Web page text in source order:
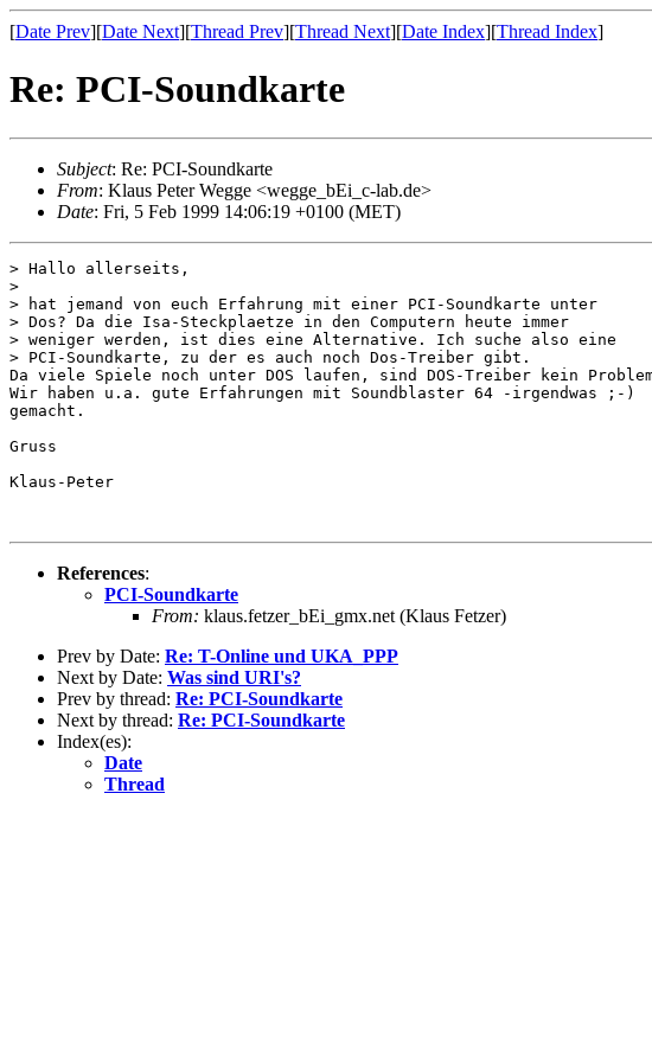
[Date Prev][Date Next][Thread Prev][Thread Next][Date Index][Thread Index]
Re: PCI-Soundkarte
Subject: Re: PCI-Soundkarte
From: Klaus Peter Wegge <wegge_bEi_c-lab.de>
Date: Fri, 5 Feb 1999 14:06:19 +0100 (MET)
> Hallo allerseits,
>
> hat jemand von euch Erfahrung mit einer PCI-Soundkarte unter
> Dos? Da die Isa-Steckplaetze in den Computern heute immer
> weniger werden, ist dies eine Alternative. Ich suche also eine
> PCI-Soundkarte, zu der es auch noch Dos-Treiber gibt.
Da viele Spiele noch unter DOS laufen, sind DOS-Treiber kein
Wir haben u.a. gute Erfahrungen mit Soundblaster 64 -irgendwas ;-)
gemacht.
Gruss
Klaus-Peter
References:
PCI-Soundkarte
From: klaus.fetzer_bEi_gmx.net (Klaus Fetzer)
Prev by Date: Re: T-Online und UKA_PPP
Next by Date: Was sind URI's?
Prev by thread: Re: PCI-Soundkarte
Next by thread: Re: PCI-Soundkarte
Index(es):
Date
Thread